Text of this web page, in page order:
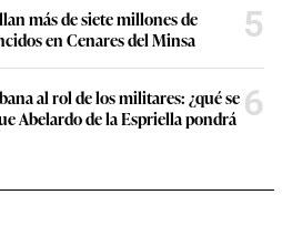
más de siete millones de
en Cenares del Minsa
5
al rol de los militares: ¿qué se
Abelardo de la Espriella pondrá 6